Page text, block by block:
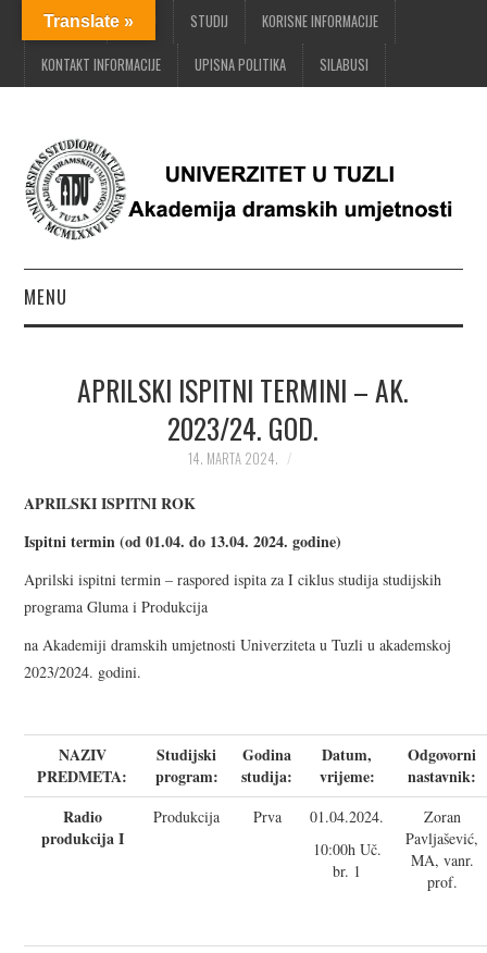
POČETNA O ADU STUDIJ KORISNE INFORMACIJE
KONTAKT INFORMACIJE UPISNA POLITIKA SILABUSI
MENU
O ADU
KORISNE INFORMACIJE
KONTAKT INFORMACIJE
SILABUSI
APRILSKI ISPITNI TERMINI – AK.
2023/24. GOD.
14. MARTA 2024.
APRILSKI ISPITNI ROK
Ispitni termin (od 01.04. do 13.04. 2024. godine)
Aprilski ispitni termin – raspored ispita za I ciklus studija studijskih
programa Gluma i Produkcija
na Akademiji dramskih umjetnosti Univerziteta u Tuzli u akademskoj
2023/2024. godini.
NAZIV
PREDMETA:
Studijski
program:
Godina
studija:
Datum,
vrijeme:
Odgovorni
nastavnik:
Radio
produkcija I
Produkcija Prva
01.04.2024.
10:00h Uč.
br. 1
Zoran
Pavljašević,
MA, vanr.
prof.
Translate »